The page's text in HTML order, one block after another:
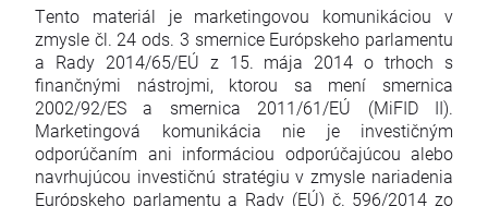
Tento materiál je marketingovou komunikáciou v
zmysle čl. 24 ods. 3 smernice Európskeho parlamentu
a Rady 2014/65/EÚ z 15. mája 2014 o trhoch s
finančnými nástrojmi, ktorou sa mení smernica
2002/92/ES a smernica 2011/61/EÚ (MiFID II).
Marketingová komunikácia nie je investičným
odporúčaním ani informáciou odporúčajúcou alebo
navrhujúcou investičnú stratégiu v zmysle nariadenia
Európskeho parlamentu a Rady (EÚ) č. 596/2014 zo